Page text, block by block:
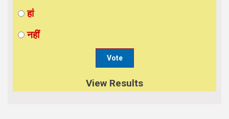
हां
नहीं
View Results